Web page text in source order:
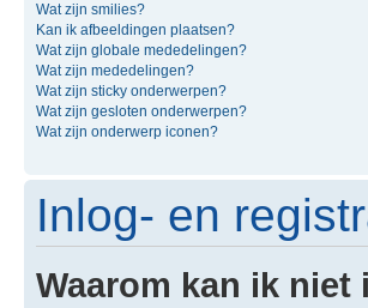
Wat zijn smilies?
Kan ik afbeeldingen plaatsen?
Wat zijn globale mededelingen?
Wat zijn mededelingen?
Wat zijn sticky onderwerpen?
Wat zijn gesloten onderwerpen?
Wat zijn onderwerp iconen?
Inlog- en
Waarom kan ik niet